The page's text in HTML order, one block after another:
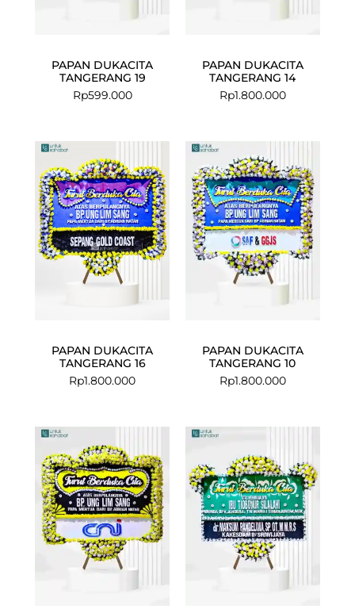
PAPAN DUKACITA
TANGERANG 19
Rp599.000
PAPAN DUKACITA
TANGERANG 14
Rp1.800.000
PAPAN DUKACITA
TANGERANG 16
Rp1.800.000
PAPAN DUKACITA
TANGERANG 10
Rp1.800.000